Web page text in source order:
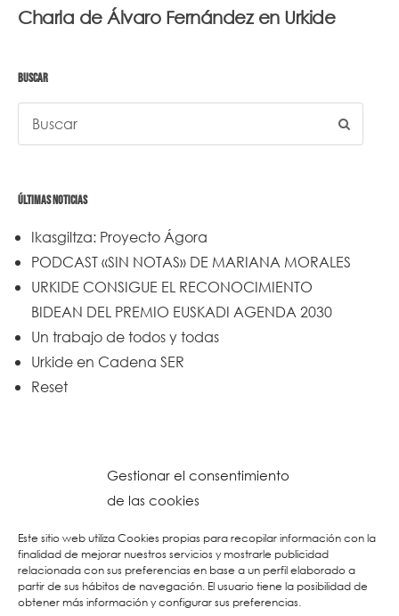
Gestionar el consentimiento
de las cookies
Este sitio web utiliza Cookies propias para recopilar información con la
finalidad de mejorar nuestros servicios y mostrarle publicidad
relacionada con sus preferencias en base a un perfil elaborado a
partir de sus hábitos de navegación. El usuario tiene la posibilidad de
obtener más información y configurar sus preferencias.
Charla de Álvaro Fernández en Urkide
BUSCAR
ÚLTIMAS NOTICIAS
Ikasgiltza: Proyecto Ágora
PODCAST «SIN NOTAS» DE MARIANA MORALES
URKIDE CONSIGUE EL RECONOCIMIENTO
BIDEAN DEL PREMIO EUSKADI AGENDA 2030
Un trabajo de todos y todas
Urkide en Cadena SER
Reset